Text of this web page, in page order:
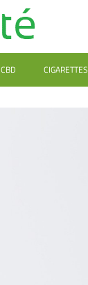
CBD CIGARETTES